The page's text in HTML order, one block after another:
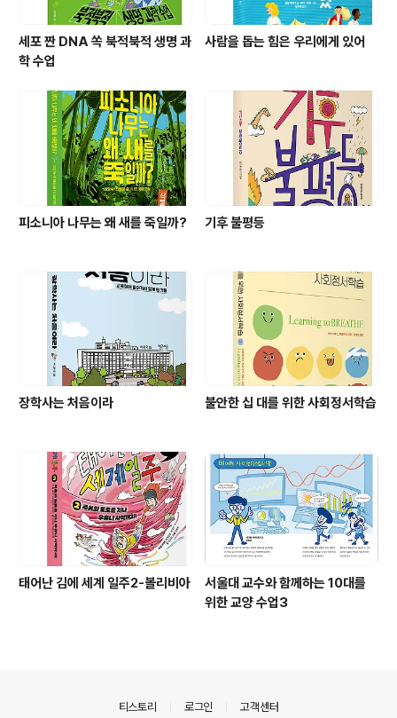
세포 짠 DNA 쏙 북적북적 생명 과
학 수업
사람을 돕는 힘은 우리에게 있어
피소니아 나무는 왜 새를 죽일까? 기후 불평등
장학사는 처음이라 불안한 십 대를 위한 사회정서학습
태어난 김에 세계 일주2-볼리비아
서울대 교수와 함께하는 10대를
위한 교양 수업3
티스토리 로그인 고객센터